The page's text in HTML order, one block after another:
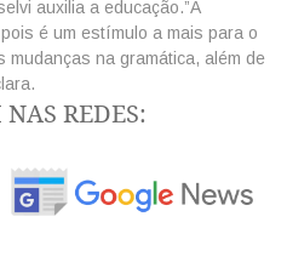
auxilia a educação.”A
é um estímulo a mais para o
mudanças na gramática, além de
REDES: